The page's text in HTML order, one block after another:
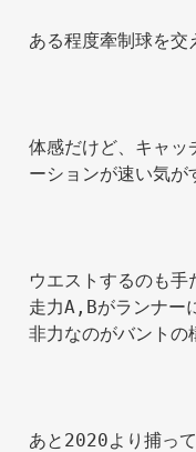
ある程度牽制球を
体感だけど、キャッ
ーションが速い気が
ウエストするのも手
走力A,Bがランナー
非力なのがバントの
あと2020より捕っ